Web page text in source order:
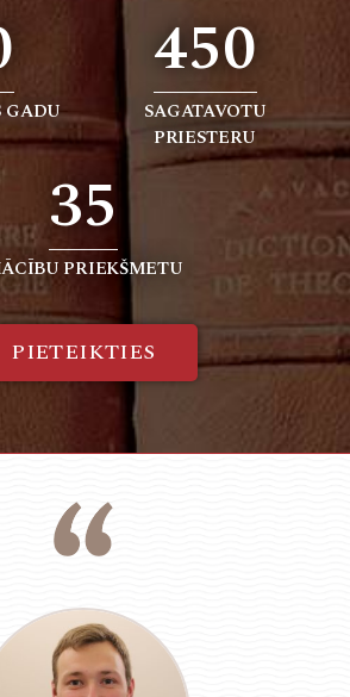
GADU
450
SAGATAVOTU
PRIESTERU
35
PRIEKŠMETU
PIETEIKTIES